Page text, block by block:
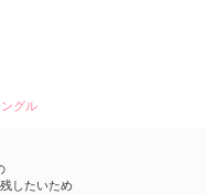
グル
したいため